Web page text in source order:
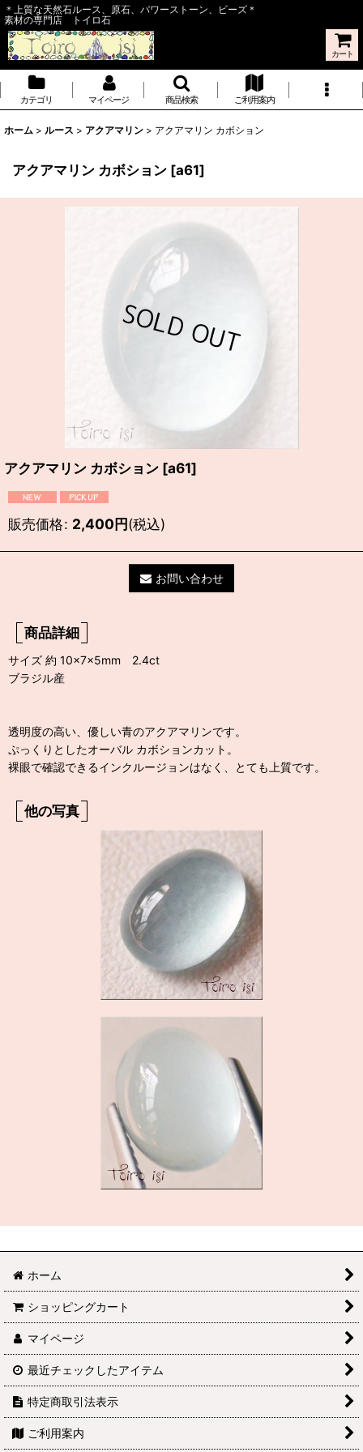
＊上質な天然石ルース、原石、パワーストーン、ビーズ＊
素材の専門店 トイロ石
カート
カテゴリ マイページ 商品検索 ご利用案内
ホーム > ルース > アクアマリン > アクアマリン カボション
アクアマリン カボション [a61]
アクアマリン カボション [a61]
販売価格: 2,400円(税込)
お問い合わせ
商品詳細
サイズ 約 10×7×5mm 2.4ct
ブラジル産
透明度の高い、優しい青のアクアマリンです。
ぷっくりとしたオーバル カボションカット。
裸眼で確認できるインクルージョンはなく、とても上質です。
他の写真
ホーム
ショッピングカート
マイページ
最近チェックしたアイテム
特定商取引法表示
ご利用案内